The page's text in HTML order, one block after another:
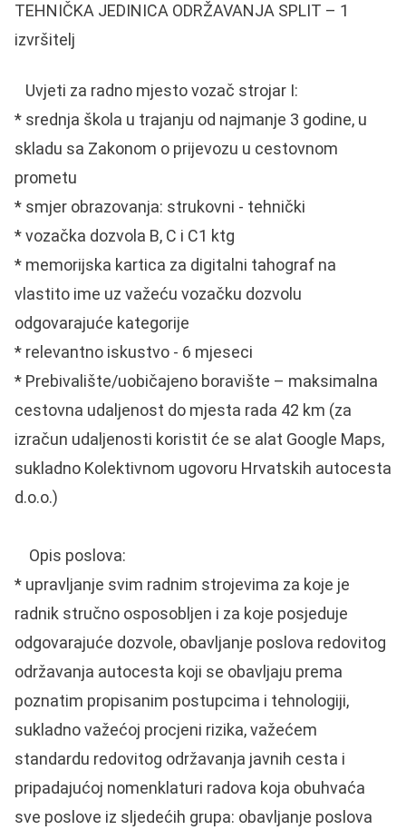
TEHNIČKA JEDINICA ODRŽAVANJA SPLIT – 1
izvršitelj
Uvjeti za radno mjesto vozač strojar I:
* srednja škola u trajanju od najmanje 3 godine, u
skladu sa Zakonom o prijevozu u cestovnom
prometu
* smjer obrazovanja: strukovni - tehnički
* vozačka dozvola B, C i C1 ktg
* memorijska kartica za digitalni tahograf na
vlastito ime uz važeću vozačku dozvolu
odgovarajuće kategorije
* relevantno iskustvo - 6 mjeseci
* Prebivalište/uobičajeno boravište – maksimalna
cestovna udaljenost do mjesta rada 42 km (za
izračun udaljenosti koristit će se alat Google Maps,
sukladno Kolektivnom ugovoru Hrvatskih autocesta
d.o.o.)
Opis poslova:
* upravljanje svim radnim strojevima za koje je
radnik stručno osposobljen i za koje posjeduje
odgovarajuće dozvole, obavljanje poslova redovitog
održavanja autocesta koji se obavljaju prema
poznatim propisanim postupcima i tehnologiji,
sukladno važećoj procjeni rizika, važećem
standardu redovitog održavanja javnih cesta i
pripadajućoj nomenklaturi radova koja obuhvaća
sve poslove iz sljedećih grupa: obavljanje poslova